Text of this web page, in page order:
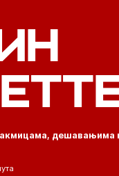
дешавањима